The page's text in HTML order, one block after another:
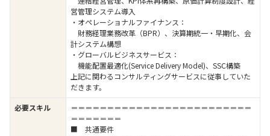
営管理システム導入
・オペレーショナルファイナンス：
財務経理業務改革（BPR）、決算期統一・早期化、会
計システム構想
・グローバルビジネスサービス：
機能配置最適化(Service Delivery Model)、SSC構築
上記に関わるコンサルティングサービスに従事していた
だきます。
必要スキル
＝＝＝＝＝＝＝＝＝＝＝＝＝＝＝＝＝＝＝＝＝＝＝＝＝
＝＝＝＝＝＝＝
■ 共通要件